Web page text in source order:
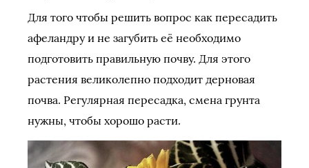
Для того чтобы решить вопрос как пересадить
афеландру и не загубить её необходимо
подготовить правильную почву. Для этого
растения великолепно подходит дерновая
почва. Регулярная пересадка, смена грунта
нужны, чтобы хорошо расти.